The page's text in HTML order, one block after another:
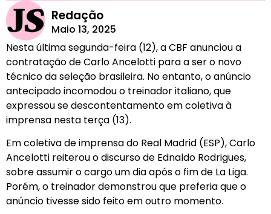
Redação
Maio 13, 2025
Nesta última segunda-feira (12), a CBF anunciou a
contratação de Carlo Ancelotti para a ser o novo
técnico da seleção brasileira. No entanto, o anúncio
antecipado incomodou o treinador italiano, que
expressou se descontentamento em coletiva à
imprensa nesta terça (13).
Em coletiva de imprensa do Real Madrid (ESP), Carlo
Ancelotti reiterou o discurso de Ednaldo Rodrigues,
sobre assumir o cargo um dia após o fim de La Liga.
Porém, o treinador demonstrou que preferia que o
anúncio tivesse sido feito em outro momento.